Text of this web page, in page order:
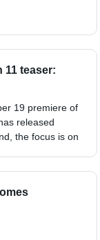
11 teaser:
19 premiere of
released
the focus is on